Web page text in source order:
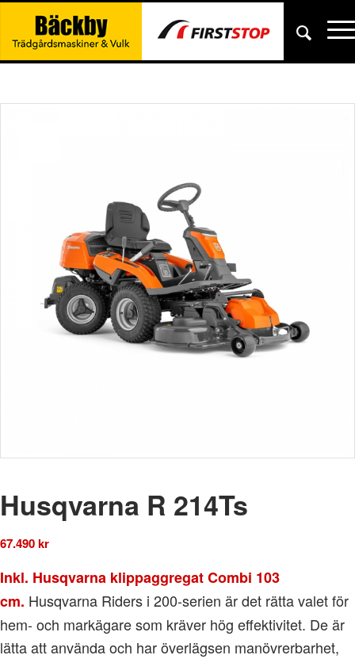
Husqvarna R 214Ts
67.490kr
Inkl. Husqvarna klippaggregat Combi 103
cm. Husqvarna Riders i 200-serien är det rätta valet för
hem- och markägare som kräver hög effektivitet. De är
lätta att använda och har överlägsen manövrerbarhet,